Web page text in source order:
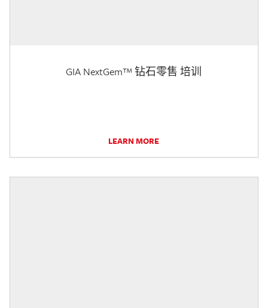
GIA NextGem™ 钻石零售 培训
LEARN MORE